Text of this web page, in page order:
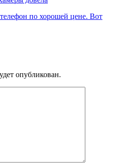
по хорошей цене. Вот
опубликован.